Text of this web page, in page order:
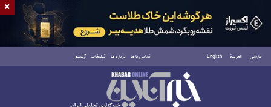
فارسی العربية English تماس با ما درباره ما تبلیغات آرشیو
شنبه ۱۷ مرداد ۱۴۰۵
×